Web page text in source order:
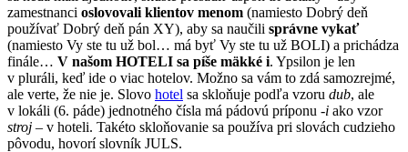
zamestnanci oslovovali klientov menom (namiesto Dobrý deň
používať Dobrý deň pán XY), aby sa naučili správne vykať
(namiesto Vy ste tu už bol… má byť Vy ste tu už BOLI) a prichádza
finále… V našom HOTELI sa píše mäkké i. Ypsilon je len
v pluráli, keď ide o viac hotelov. Možno sa vám to zdá samozrejmé,
ale verte, že nie je. Slovo hotel sa skloňuje podľa vzoru dub, ale
v lokáli (6. páde) jednotného čísla má pádovú príponu -i ako vzor
stroj – v hoteli. Takéto skloňovanie sa používa pri slovách cudzieho
pôvodu, hovorí slovník JULS.